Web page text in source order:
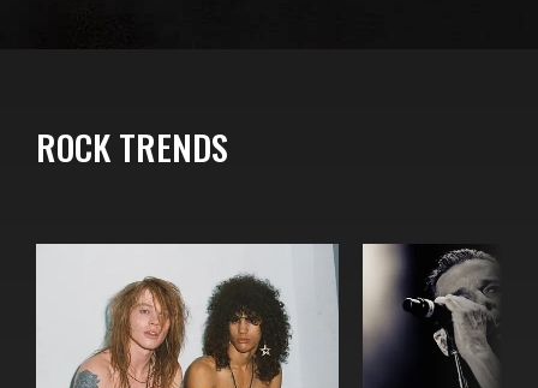
ROCK TRENDS